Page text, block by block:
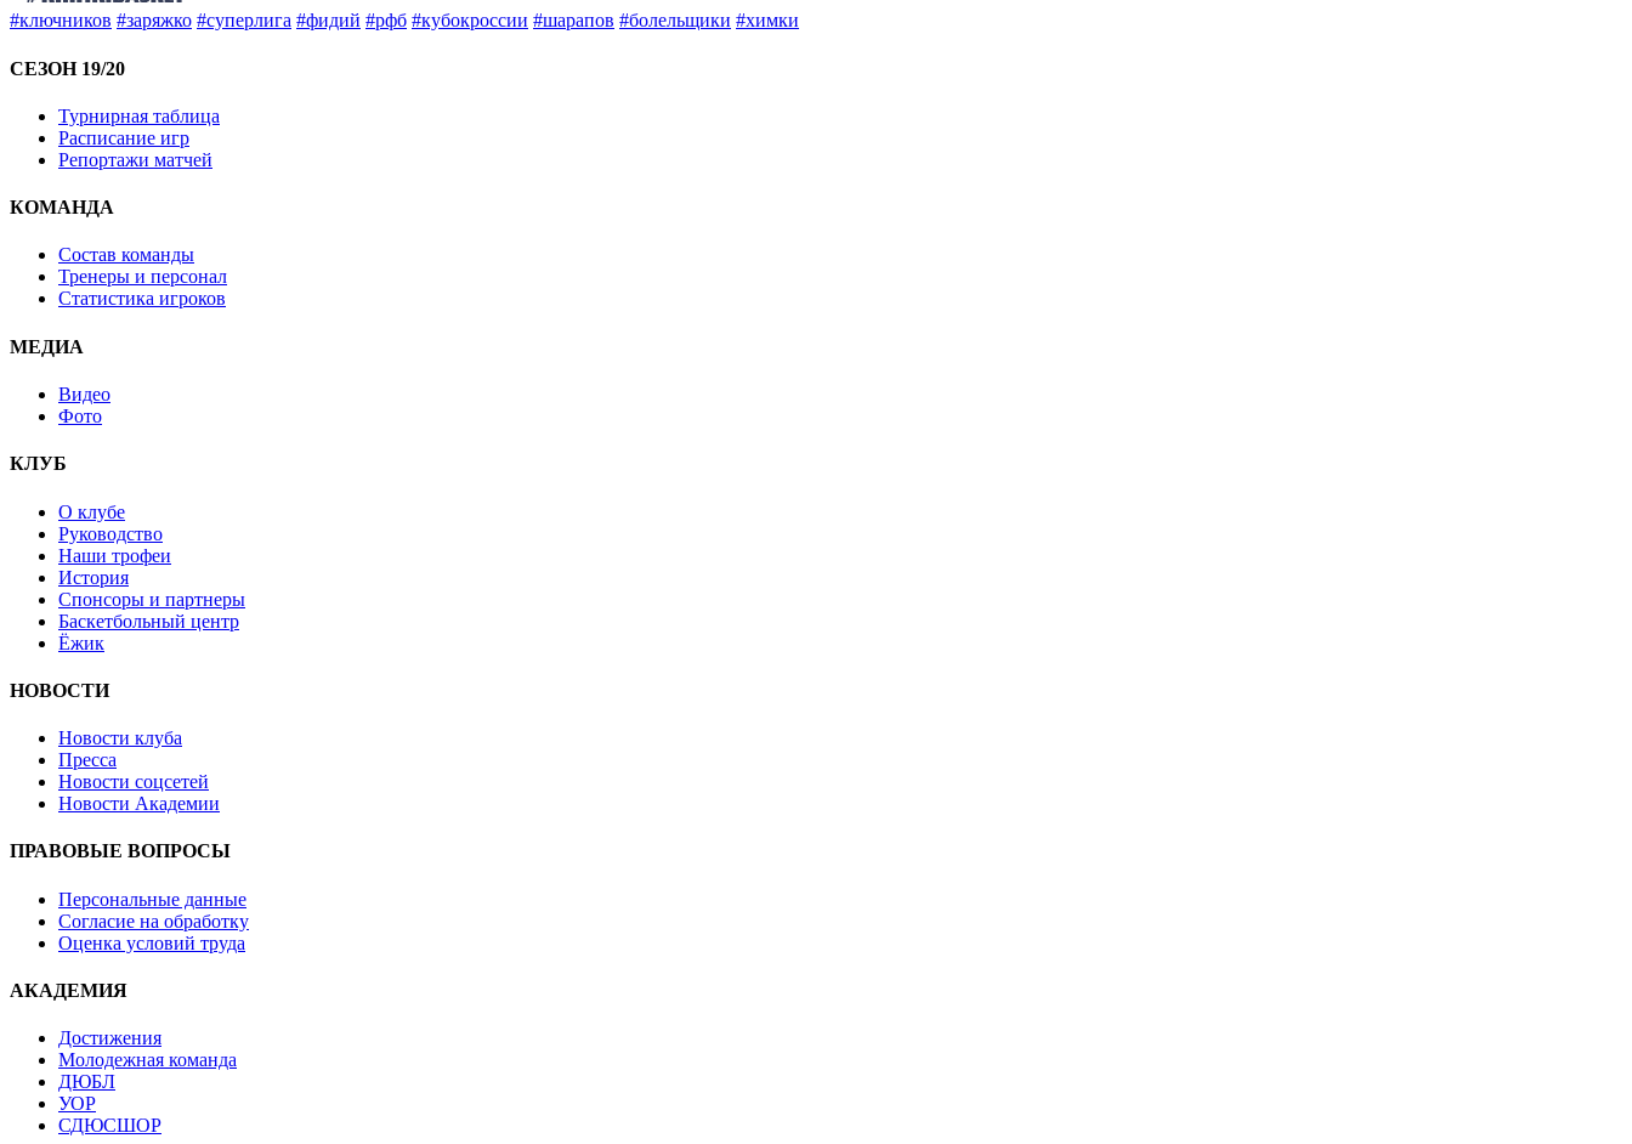
#ключников #заряжко #суперлига #фидий #рфб #кубокроссии #шарапов #болельщики #химки
СЕЗОН 19/20
Турнирная таблица
Расписание игр
Репортажи матчей
КОМАНДА
Состав команды
Тренеры и персонал
Статистика игроков
МЕДИА
Видео
Фото
КЛУБ
О клубе
Руководство
Наши трофеи
История
Спонсоры и партнеры
Баскетбольный центр
Ёжик
НОВОСТИ
Новости клуба
Пресса
Новости соцсетей
Новости Академии
ПРАВОВЫЕ ВОПРОСЫ
Персональные данные
Согласие на обработку
Оценка условий труда
АКАДЕМИЯ
Достижения
Молодежная команда
ДЮБЛ
УОР
СДЮСШОР